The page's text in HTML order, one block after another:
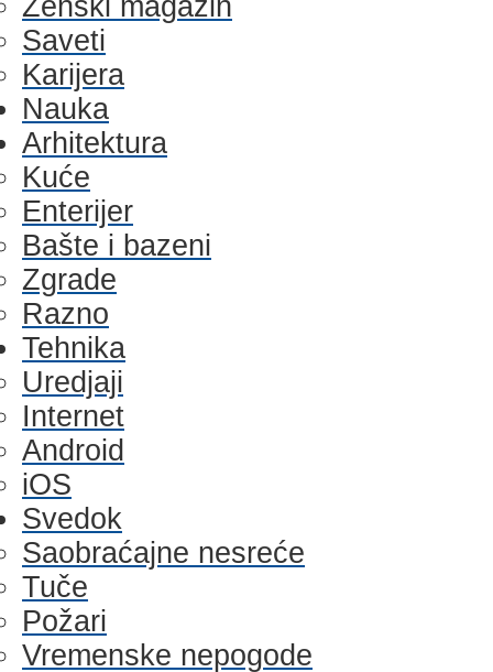
Ženski magazin
Saveti
Karijera
Nauka
Arhitektura
Kuće
Enterijer
Bašte i bazeni
Zgrade
Razno
Tehnika
Uredjaji
Internet
Android
iOS
Svedok
Saobraćajne nesreće
Tuče
Požari
Vremenske nepogode